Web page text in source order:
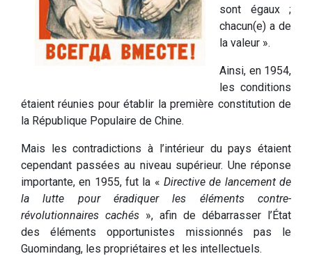
sont égaux ;
chacun(e) a de
la valeur ».
Ainsi, en 1954,
les conditions
étaient réunies pour établir la première constitution de
la République Populaire de Chine.
Mais les contradictions à l’intérieur du pays étaient
cependant passées au niveau supérieur. Une réponse
importante, en 1955, fut la « Directive de lancement de
la lutte pour éradiquer les éléments contre-
révolutionnaires cachés », afin de débarrasser l’État
des éléments opportunistes missionnés pas le
Guomindang, les propriétaires et les intellectuels.